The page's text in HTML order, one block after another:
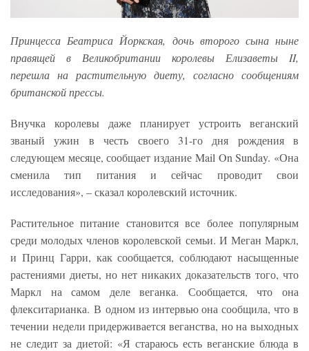
Принцесса Беатриса Йоркская, дочь второго сына ныне
правящей в Великобритании королевы Елизаветы II,
перешла на растительную диету, согласно сообщениям
британской прессы.
Внучка королевы даже планирует устроить веганский
званый ужин в честь своего 31-го дня рождения в
следующем месяце, сообщает издание Mail On Sunday. «Она
сменила тип питания и сейчас проводит свои
исследования», – сказал королевский источник.
Растительное питание становится все более популярным
среди молодых членов королевской семьи. И Меган Маркл,
и Принц Гарри, как сообщается, соблюдают насыщенные
растениями диеты, но нет никаких доказательств того, что
Маркл на самом деле веганка. Сообщается, что она
флекситарианка. В одном из интервью она сообщила, что в
течении недели придерживается веганства, но на выходных
не следит за диетой: «Я стараюсь есть веганские блюда в